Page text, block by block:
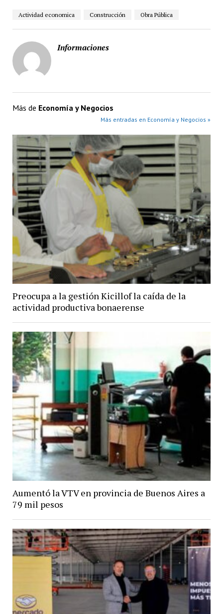
Actividad economica Construcción Obra Pública
Informaciones
Más de Economía y Negocios
Más entradas en Economía y Negocios »
Preocupa a la gestión Kicillof la caída de la
actividad productiva bonaerense
Aumentó la VTV en provincia de Buenos Aires a
79 mil pesos